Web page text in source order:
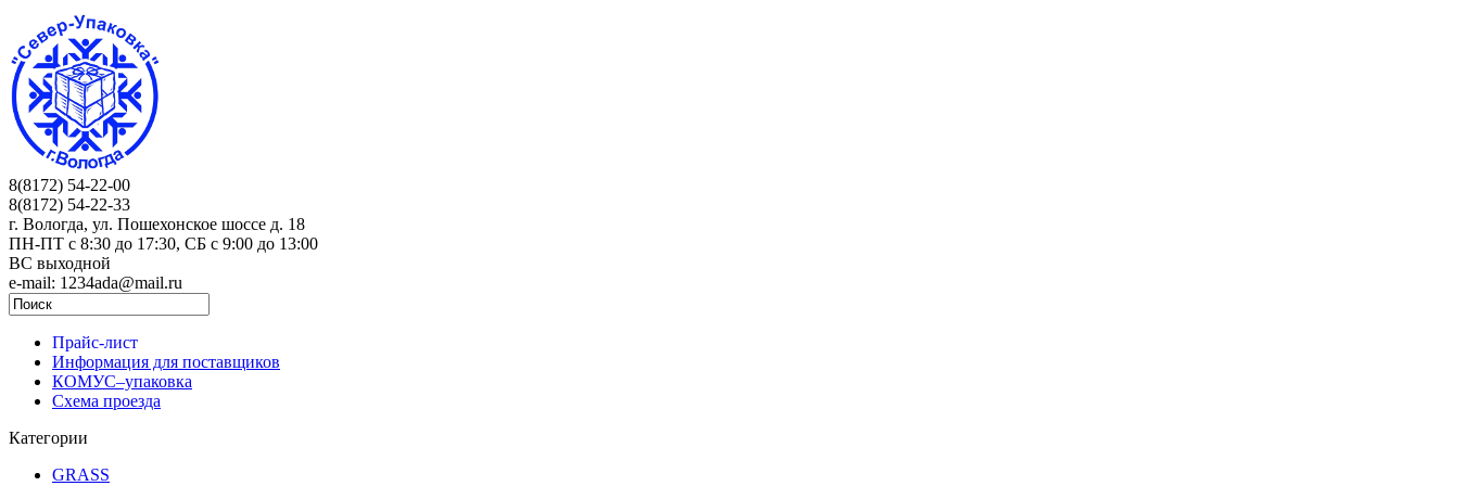
8(8172) 54-22-00
8(8172) 54-22-33
г. Вологда, ул. Пошехонское шоссе д. 18
ПН-ПТ c 8:30 до 17:30, СБ с 9:00 до 13:00
ВС выходной
e-mail: 1234ada@mail.ru
Прайс-лист
Информация для поставщиков
КОМУС–упаковка
Схема проезда
Категории
GRASS